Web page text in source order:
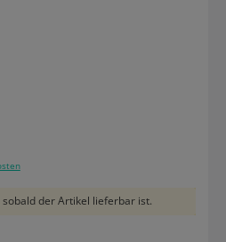
der Artikel lieferbar ist.